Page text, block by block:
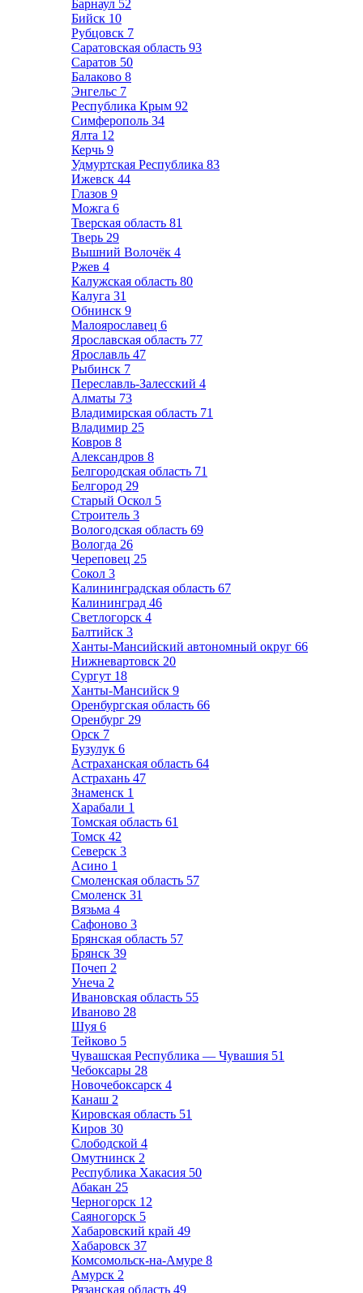
Барнаул 52
Бийск 10
Рубцовск 7
Саратовская область 93
Саратов 50
Балаково 8
Энгельс 7
Республика Крым 92
Симферополь 34
Ялта 12
Керчь 9
Удмуртская Республика 83
Ижевск 44
Глазов 9
Можга 6
Тверская область 81
Тверь 29
Вышний Волочёк 4
Ржев 4
Калужская область 80
Калуга 31
Обнинск 9
Малоярославец 6
Ярославская область 77
Ярославль 47
Рыбинск 7
Переславль-Залесский 4
Алматы 73
Владимирская область 71
Владимир 25
Ковров 8
Александров 8
Белгородская область 71
Белгород 29
Старый Оскол 5
Строитель 3
Вологодская область 69
Вологда 26
Череповец 25
Сокол 3
Калининградская область 67
Калининград 46
Светлогорск 4
Балтийск 3
Ханты-Мансийский автономный округ 66
Нижневартовск 20
Сургут 18
Ханты-Мансийск 9
Оренбургская область 66
Оренбург 29
Орск 7
Бузулук 6
Астраханская область 64
Астрахань 47
Знаменск 1
Харабали 1
Томская область 61
Томск 42
Северск 3
Асино 1
Смоленская область 57
Смоленск 31
Вязьма 4
Сафоново 3
Брянская область 57
Брянск 39
Почеп 2
Унеча 2
Ивановская область 55
Иваново 28
Шуя 6
Тейково 5
Чувашская Республика — Чувашия 51
Чебоксары 28
Новочебоксарск 4
Канаш 2
Кировская область 51
Киров 30
Слободской 4
Омутнинск 2
Республика Хакасия 50
Абакан 25
Черногорск 12
Саяногорск 5
Хабаровский край 49
Хабаровск 37
Комсомольск-на-Амуре 8
Амурск 2
Рязанская область 49